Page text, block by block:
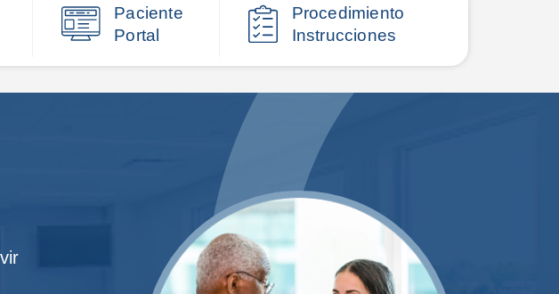
Paciente
Portal
Procedimiento
Instrucciones